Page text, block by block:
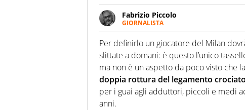
Fabrizio Piccolo
GIORNALISTA
Nella sua carriera ha seguito
agenzie e testate. Esperienza,
prevalentemente di calcio
Per definirlo un giocatore del Milan
slittate a domani: è questo l’unico
ma non è un aspetto da poco visto che
doppia rottura del legamento
per i guai agli adduttori, piccoli e medi
anni.